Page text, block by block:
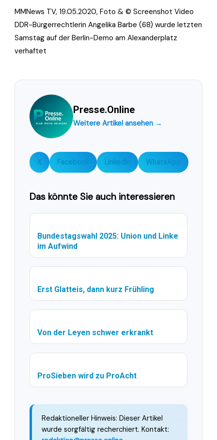
MMNews TV, 19.05.2020, Foto & © Screenshot Video
DDR-Bürgerrechtlerin Angelika Barbe (68) wurde letzten
Samstag auf der Berlin-Demo am Alexanderplatz
verhaftet
Presse.Online
Weitere Artikel ansehen →
X Facebook LinkedIn WhatsApp
Das könnte Sie auch interessieren
Bundestagswahl 2025: Union und Linke
im Aufwind
Erst Glatteis, dann kurz Frühling
Von der Leyen schwer erkrankt
ProSieben wird zu ProAcht
Redaktioneller Hinweis: Dieser Artikel
wurde sorgfältig recherchiert. Kontakt: